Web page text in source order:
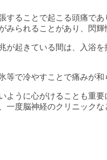
することで起こる頭痛で
みられることがあり、閃
が起きている間は、入浴
等で冷やすことで痛みが
ように心がけることも重
一度脳神経のクリニックな